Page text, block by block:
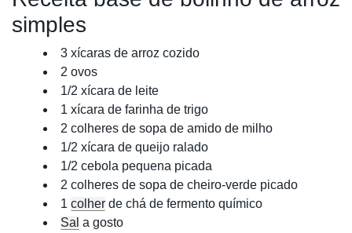
simples
3 xícaras de arroz cozido
2 ovos
1/2 xícara de leite
1 xícara de farinha de trigo
2 colheres de sopa de amido de milho
1/2 xícara de queijo ralado
1/2 cebola pequena picada
2 colheres de sopa de cheiro-verde picado
1 colher de chá de fermento químico
Sal a gosto